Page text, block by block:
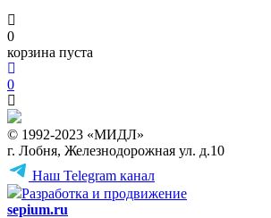
0
корзина пуста
0
© 1992-2023 «МИДЛ»
г. Лобня, Железнодорожная ул. д.10
Наш Telegram канал
Разработка и продвижение
sepium.ru